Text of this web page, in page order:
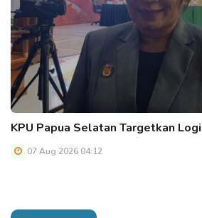
KPU Papua Selatan Targetkan
07 Aug 2026 04:12